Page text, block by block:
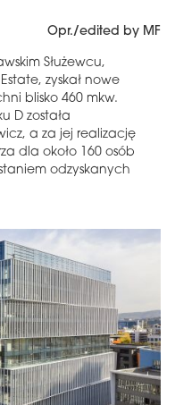
Opr./edited by MF
Służewcu,
zyskał nowe
blisko 460 mkw.
D została
a za jej realizację
dla około 160 osób
odzyskanych